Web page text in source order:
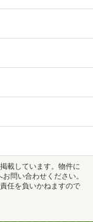
載しています。物件に
問い合わせください。
任を負いかねますので